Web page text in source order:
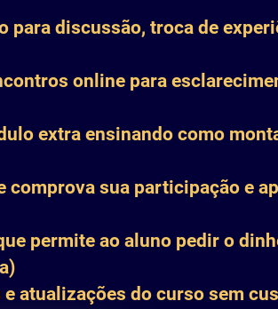
para discussão, troca de
online para
extra ensinando como
sua participação e
permite ao aluno pedir o
atualizações do curso sem